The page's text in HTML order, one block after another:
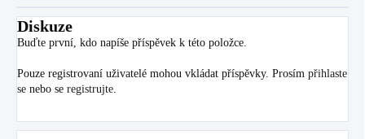
Diskuze
Buďte první, kdo napíše příspěvek k této položce.
Pouze registrovaní uživatelé mohou vkládat příspěvky. Prosím přihlaste
se nebo se registrujte